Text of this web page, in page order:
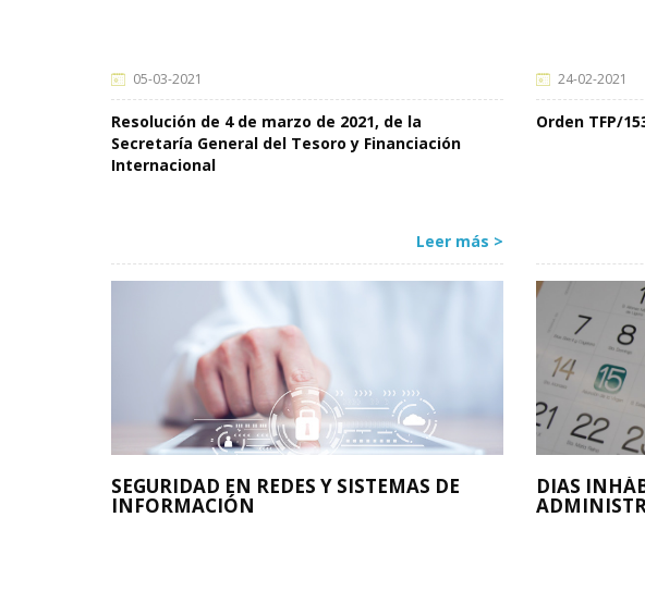
05-03-2021
Resolución de 4 de marzo de 2021, de la
Secretaría General del Tesoro y Financiación
Internacional
Leer más >
24-02-2021
Orden TFP/
SEGURIDAD EN REDES Y SISTEMAS DE
INFORMACIÓN
DIAS